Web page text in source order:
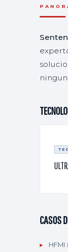
CASOS
▸ HFMI